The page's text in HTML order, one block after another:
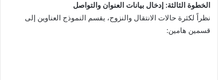
الخطوة الثالثة: إدخال بيانات العنوان والتواصل
نظراً لكثرة حالات الانتقال والنزوح، يقسم النموذج العناوين إلى
قسمين هامين: